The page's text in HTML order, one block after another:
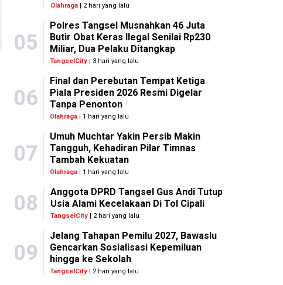
Olahraga| 2 hari yang lalu
05
Polres Tangsel Musnahkan 46 Juta
Butir Obat Keras Ilegal Senilai Rp230
Miliar, Dua Pelaku Ditangkap
TangselCity | 3 hari yang lalu
06
Final dan Perebutan Tempat Ketiga
Piala Presiden 2026 Resmi Digelar
Tanpa Penonton
Olahraga | 1 hari yang lalu
07
Umuh Muchtar Yakin Persib Makin
Tangguh, Kehadiran Pilar Timnas
Tambah Kekuatan
Olahraga | 1 hari yang lalu
08
Anggota DPRD Tangsel Gus Andi Tutup
Usia Alami Kecelakaan Di Tol Cipali
TangselCity| 2 hari yang lalu
09
Jelang Tahapan Pemilu 2027, Bawaslu
Gencarkan Sosialisasi Kepemiluan
hingga ke Sekolah
TangselCity | 2 hari yang lalu